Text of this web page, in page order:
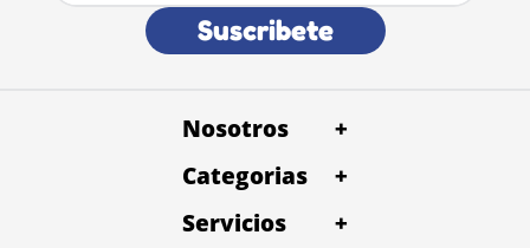
Suscribete
Nosotros
+
Categorias
+
Servicios
+